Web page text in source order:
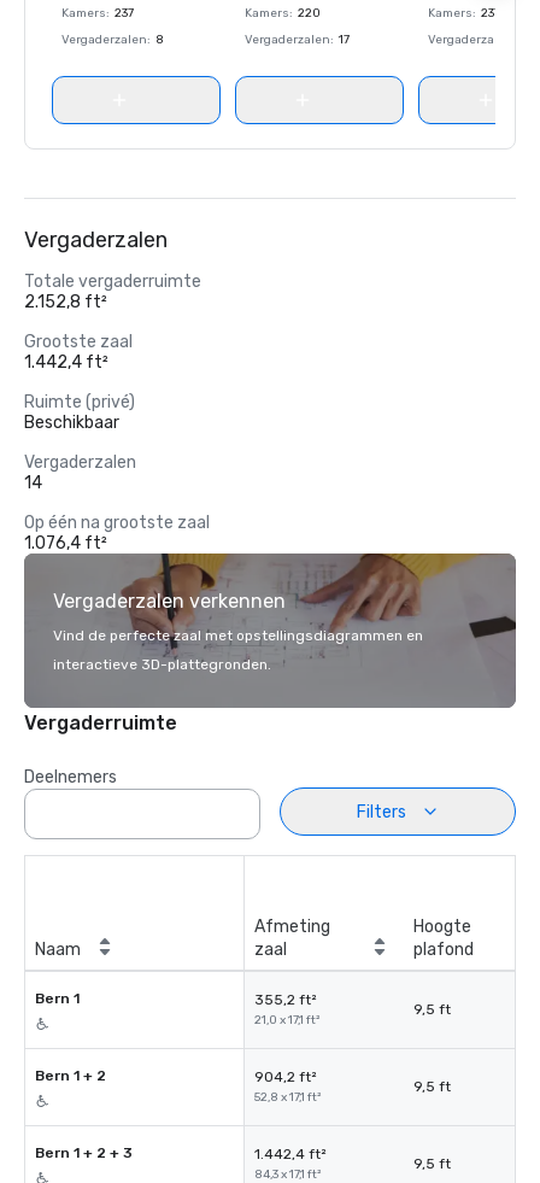
Kamers: 237
Vergaderzalen: 8
Kamers: 220
Vergaderzalen: 17
Kamers: 237
Vergaderzalen
Vergaderzalen
Totale vergaderruimte
2.152,8 ft²
Grootste zaal
1.442,4 ft²
Ruimte (privé)
Beschikbaar
Vergaderzalen
14
Op één na grootste zaal
1.076,4 ft²
Vergaderzalen verkennen
Vind de perfecte zaal met opstellingsdiagrammen en
interactieve 3D-plattegronden.
Vergaderruimte
Deelnemers
Filters
Naam
Afmeting
zaal
Hoogte
plafond
Bern 1 355,2 ft²
21,0 x 17,1 ft²
9,5 ft
Bern 1 + 2 904,2 ft²
52,8 x 17,1 ft²
9,5 ft
Bern 1 + 2 + 3 1.442,4 ft²
84,3 x 17,1 ft²
9,5 ft